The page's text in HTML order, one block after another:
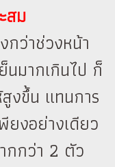
สม
ว่าช่วงหน้า
นมากเกินไป ก็
งขึ้น แทนการ
ยงอย่างเดียว
กกว่า 2 ตัว